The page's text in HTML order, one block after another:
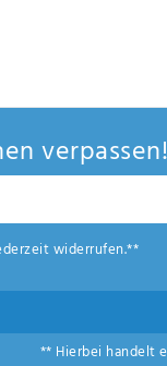
verpassen!
widerrufen.**
** Hierbei handelt